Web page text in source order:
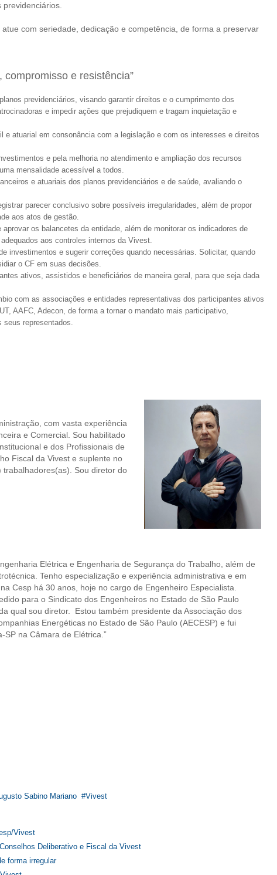
com seriedade, dedicação e competência, de forma a preservar
compromisso e resistência”
previdenciários, visando garantir direitos e o cumprimento dos
e impedir ações que prejudiquem e tragam inquietação e
e atuarial em consonância com a legislação e com os interesses e direitos
e pela melhoria no atendimento e ampliação dos recursos
mensalidade acessível a todos.
e atuariais dos planos previdenciários e de saúde, avaliando o
parecer conclusivo sobre possíveis irregularidades, além de propor
aos atos de gestão.
os balancetes da entidade, além de monitorar os indicadores de
aos controles internos da Vivest.
investimentos e sugerir correções quando necessárias. Solicitar, quando
o CF em suas decisões.
ativos, assistidos e beneficiários de maneira geral, para que seja dada
com as associações e entidades representativas dos participantes ativos
AAFC, Adecon, de forma a tornar o mandato mais participativo,
seus representados.
com vasta experiência
e Comercial. Sou habilitado
e dos Profissionais de
Fiscal da Vivest e suplente no
trabalhadores(as). Sou diretor do
Elétrica e Engenharia de Segurança do Trabalho, além de
Tenho especialização e experiência administrativa e em
Cesp há 30 anos, hoje no cargo de Engenheiro Especialista.
para o Sindicato dos Engenheiros no Estado de São Paulo
qual sou diretor. Estou também presidente da Associação dos
Energéticas no Estado de São Paulo (AECESP) e fui
SP na Câmara de Elétrica.”
Sabino Mariano Vivest
Vivest
Deliberativo e Fiscal da Vivest
forma irregular